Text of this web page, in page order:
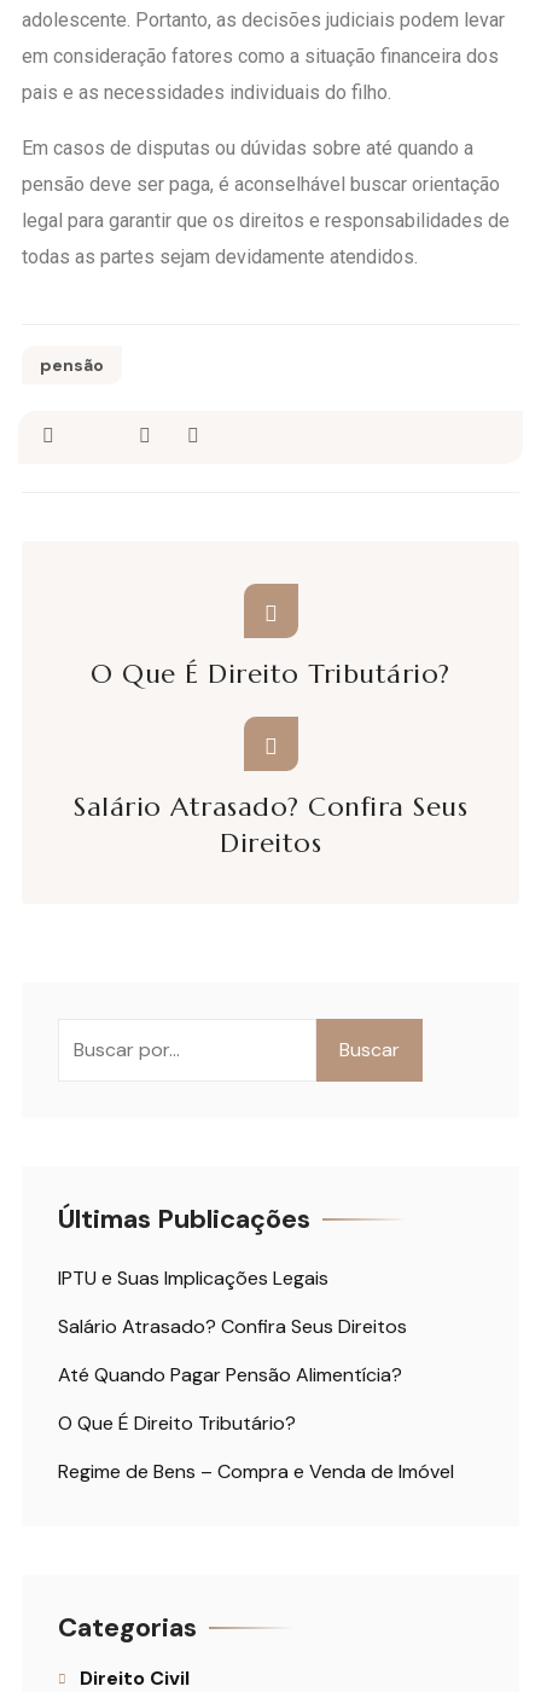
adolescente. Portanto, as decisões judiciais podem levar
em consideração fatores como a situação financeira dos
pais e as necessidades individuais do filho.
Em casos de disputas ou dúvidas sobre até quando a
pensão deve ser paga, é aconselhável buscar orientação
legal para garantir que os direitos e responsabilidades de
todas as partes sejam devidamente atendidos.
pensão
O Que É Direito Tributário?
Salário Atrasado? Confira Seus
Direitos
Buscar
Últimas Publicações
IPTU e Suas Implicações Legais
Salário Atrasado? Confira Seus Direitos
Até Quando Pagar Pensão Alimentícia?
O Que É Direito Tributário?
Regime de Bens – Compra e Venda de Imóvel
Categorias
Direito Civil